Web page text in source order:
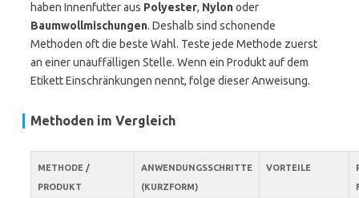
haben Innenfutter aus Polyester, Nylonoder
Baumwollmischungen. Deshalb sind schonende
Methoden oft die beste Wahl. Teste jede Methode zuerst
an einer unauffälligen Stelle. Wenn ein Produkt auf dem
Etikett Einschränkungen nennt, folge dieser Anweisung.
Methoden im Vergleich
METHODE /
PRODUKT
ANWENDUNGSSCHRITTE
(KURZFORM)
VORTEILE